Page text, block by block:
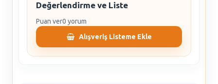
Değerlendirme ve Liste
Puan ver0 yorum
Alışveriş Listeme Ekle